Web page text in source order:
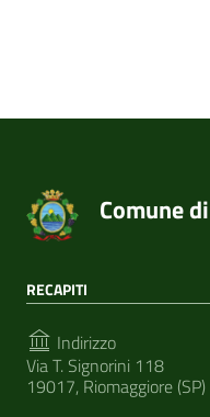
Comune
RECAPITI
Indirizzo
Via T. Signorini 118
19017, Riomaggiore (SP)